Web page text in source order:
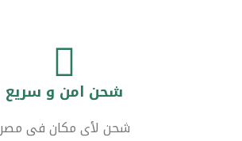
شحن امن و سريع
شحن لأى مكان فى مصر